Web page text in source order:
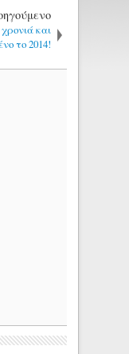
και
το 2014!